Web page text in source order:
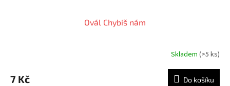
Ovál Chybíš nám
Skladem (>5 ks)
7 Kč Do košíku